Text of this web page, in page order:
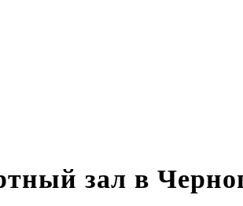
зал в